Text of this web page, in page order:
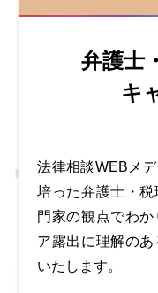
弁護士
キ
法律相談WEBメ
培った弁護士・
門家の観点でわ
ア露出に理解の
いたします。